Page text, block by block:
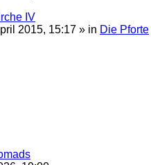
IV
2015, 15:17 » in Die Pforte